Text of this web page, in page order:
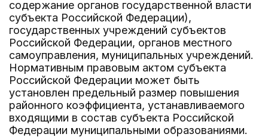
содержание органов государственной власти
субъекта Российской Федерации),
государственных учреждений субъектов
Российской Федерации, органов местного
самоуправления, муниципальных учреждений.
Нормативным правовым актом субъекта
Российской Федерации может быть
установлен предельный размер повышения
районного коэффициента, устанавливаемого
входящими в состав субъекта Российской
Федерации муниципальными образованиями.